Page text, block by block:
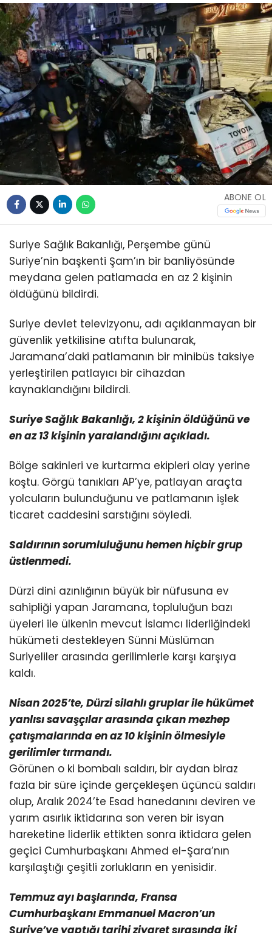
ABONE OL
Suriye Sağlık Bakanlığı, Perşembe günü
Suriye’nin başkenti Şam’ın bir banliyösünde
meydana gelen patlamada en az 2 kişinin
öldüğünü bildirdi.
Suriye devlet televizyonu, adı açıklanmayan bir
güvenlik yetkilisine atıfta bulunarak,
Jaramana’daki patlamanın bir minibüs taksiye
yerleştirilen patlayıcı bir cihazdan
kaynaklandığını bildirdi.
Suriye Sağlık Bakanlığı, 2 kişinin öldüğünü ve
en az 13 kişinin yaralandığını açıkladı.
Bölge sakinleri ve kurtarma ekipleri olay yerine
koştu. Görgü tanıkları AP’ye, patlayan araçta
yolcuların bulunduğunu ve patlamanın işlek
ticaret caddesini sarstığını söyledi.
Saldırının sorumluluğunu hemen hiçbir grup
üstlenmedi.
Dürzi dini azınlığının büyük bir nüfusuna ev
sahipliği yapan Jaramana, topluluğun bazı
üyeleri ile ülkenin mevcut İslamcı liderliğindeki
hükümeti destekleyen Sünni Müslüman
Suriyeliler arasında gerilimlerle karşı karşıya
kaldı.
Nisan 2025’te, Dürzi silahlı gruplar ile hükümet
yanlısı savaşçılar arasında çıkan mezhep
çatışmalarındaen az 10 kişinin ölmesiyle
gerilimler tırmandı.
Görünen o ki bombalı saldırı, bir aydan biraz
fazla bir süre içinde gerçekleşen üçüncü saldırı
olup, Aralık 2024’te Esad hanedanını deviren ve
yarım asırlık iktidarına son veren bir isyan
hareketine liderlik ettikten sonra iktidara gelen
geçici Cumhurbaşkanı Ahmed el-Şara’nın
karşılaştığı çeşitli zorlukların en yenisidir.
Temmuz ayı başlarında, Fransa
Cumhurbaşkanı Emmanuel Macron’un